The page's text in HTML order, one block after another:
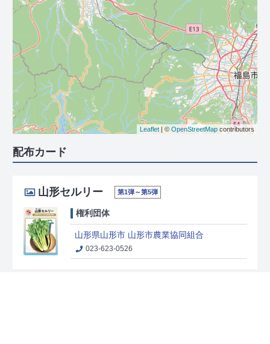
Leaflet| © OpenStreetMap contributors
配布カード
山形セルリー 第1弾～第5弾
権利団体
山形県山形市 山形市農業協同組合
023-623-0526